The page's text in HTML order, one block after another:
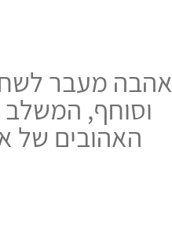
אהבה מעבר
וסוחף,
האהובים של